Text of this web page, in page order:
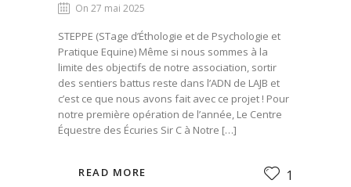
On 27 mai 2025
STEPPE (STage d’Éthologie et de Psychologie et
Pratique Equine) Même si nous sommes à la
limite des objectifs de notre association, sortir
des sentiers battus reste dans l’ADN de LAJB et
c’est ce que nous avons fait avec ce projet ! Pour
notre première opération de l’année, Le Centre
Équestre des Écuries Sir C à Notre […]
READ MORE 1